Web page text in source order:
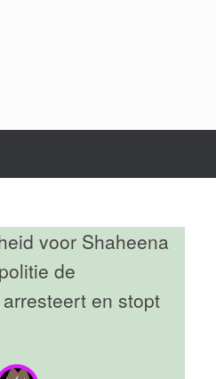
voor Shaheena
de
en stopt